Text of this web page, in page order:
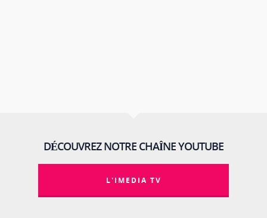
DÉCOUVREZ NOTRE CHAÎNE YOUTUBE
L'IMEDIA TV